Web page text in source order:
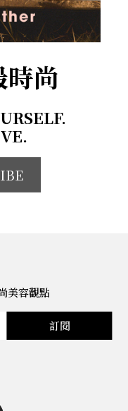
尚
美容觀點
訂閱